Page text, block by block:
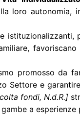
loro autonomia,
istituzionalizzanti,
favoriscano
promosso da
Settore e
fondi, N.d.R.]
a